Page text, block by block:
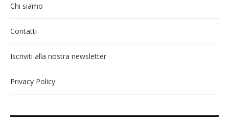
Chi siamo
Contatti
Iscriviti alla nostra newsletter
Privacy Policy